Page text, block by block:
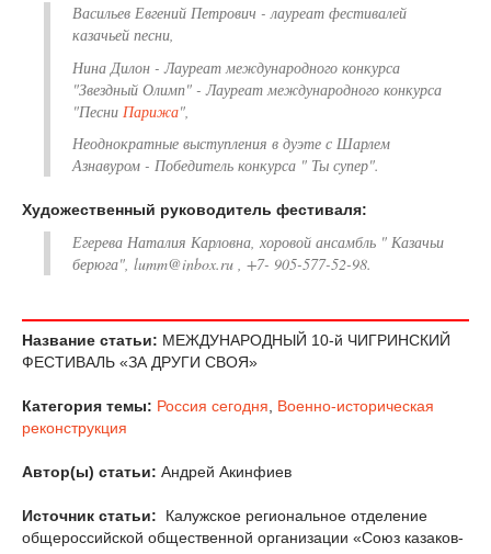
Васильев Евгений Петрович - лауреат фестивалей
казачьей песни,
Нина Дилон - Лауреат международного конкурса
"Звездный Олимп" - Лауреат международного конкурса
"Песни Парижа",
Неоднократные выступления в дуэте с Шарлем
Азнавуром - Победитель конкурса " Ты супер".
Художественный руководитель фестиваля:
Егерева Наталия Карловна, хоровой ансамбль " Казачьи
берюга", lumm@inbox.ru , +7- 905-577-52-98.
Название статьи: МЕЖДУНАРОДНЫЙ 10-й ЧИГРИНСКИЙ
ФЕСТИВАЛЬ «ЗА ДРУГИ СВОЯ»
Категория темы: Россия сегодня, Военно-историческая
реконструкция
Автор(ы) статьи: Андрей Акинфиев
Источник статьи:
Калужское региональное отделение
общероссийской общественной организации «Союз казаков-